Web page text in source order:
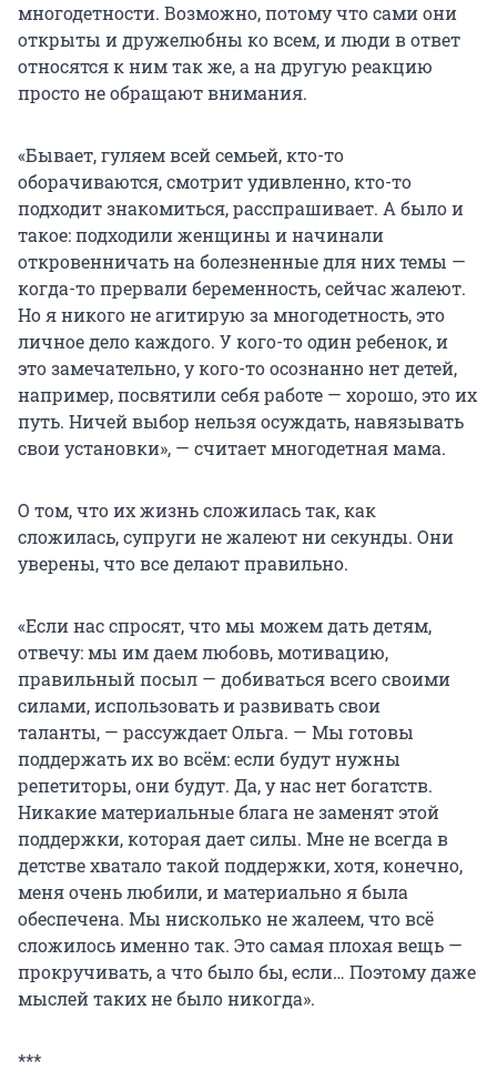
многодетности. Возможно, потому что сами они
открыты и дружелюбны ко всем, и люди в ответ
относятся к ним так же, а на другую реакцию
просто не обращают внимания.
«Бывает, гуляем всей семьей, кто-то
оборачиваются, смотрит удивленно, кто-то
подходит знакомиться, расспрашивает. А было и
такое: подходили женщины и начинали
откровенничать на болезненные для них темы —
когда-то прервали беременность, сейчас жалеют.
Но я никого не агитирую за многодетность, это
личное дело каждого. У кого-то один ребенок, и
это замечательно, у кого-то осознанно нет детей,
например, посвятили себя работе — хорошо, это их
путь. Ничей выбор нельзя осуждать, навязывать
свои установки», — считает многодетная мама.
О том, что их жизнь сложилась так, как
сложилась, супруги не жалеют ни секунды. Они
уверены, что все делают правильно.
«Если нас спросят, что мы можем дать детям,
отвечу: мы им даем любовь, мотивацию,
правильный посыл — добиваться всего своими
силами, использовать и развивать свои
таланты, — рассуждает Ольга. — Мы готовы
поддержать их во всём: если будут нужны
репетиторы, они будут. Да, у нас нет богатств.
Никакие материальные блага не заменят этой
поддержки, которая дает силы. Мне не всегда в
детстве хватало такой поддержки, хотя, конечно,
меня очень любили, и материально я была
обеспечена. Мы нисколько не жалеем, что всё
сложилось именно так. Это самая плохая вещь —
прокручивать, а что было бы, если… Поэтому даже
мыслей таких не было никогда».
***